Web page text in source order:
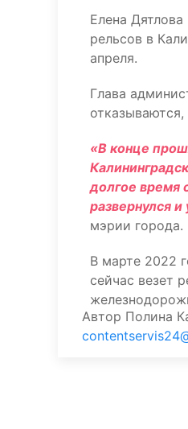
Елена
рельсов в
апреля.
Глава
«В конце
долгое время
развернулся
мэрии города.
В марте 2022
сейчас везет
Автор Полина